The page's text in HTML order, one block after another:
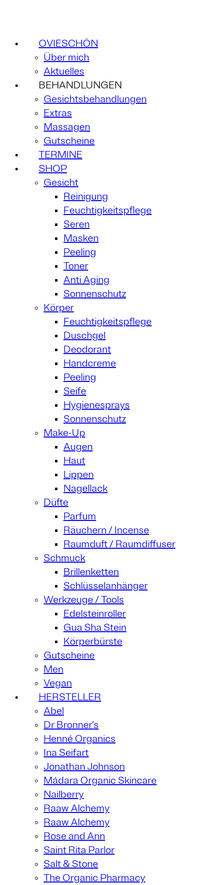
OVIESCHÖN
Über mich
Aktuelles
BEHANDLUNGEN
Gesichtsbehandlungen
Extras
Massagen
Gutscheine
TERMINE
SHOP
Gesicht
Reinigung
Feuchtigkeitspflege
Seren
Masken
Peeling
Toner
Anti Aging
Sonnenschutz
Körper
Feuchtigkeitspflege
Duschgel
Deodorant
Handcreme
Peeling
Seife
Hygienesprays
Sonnenschutz
Make-Up
Augen
Haut
Lippen
Nagellack
Düfte
Parfum
Räuchern / Incense
Raumduft / Raumdiffuser
Schmuck
Brillenketten
Schlüsselanhänger
Werkzeuge / Tools
Edelsteinroller
Gua Sha Stein
Körperbürste
Gutscheine
Men
Vegan
HERSTELLER
Abel
Dr Bronner’s
Henné Organics
Ina Seifart
Jonathan Johnson
Mádara Organic Skincare
Nailberry
Raaw Alchemy
Raaw Alchemy
Rose and Ann
Saint Rita Parlor
Salt & Stone
The Organic Pharmacy